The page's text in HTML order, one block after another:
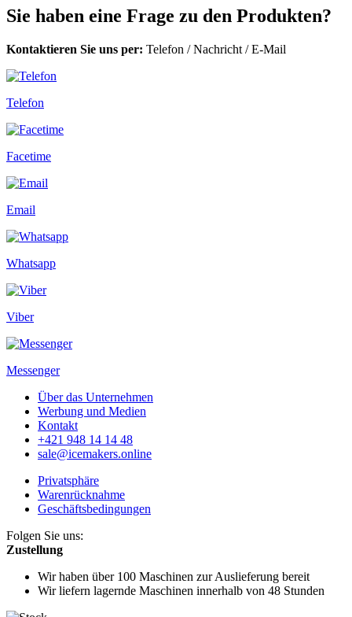
Sie haben eine Frage zu den Produkten?
Kontaktieren Sie uns per: Telefon /Nachricht /E-Mail
Telefon
Facetime
Email
Whatsapp
Viber
Messenger
Über das Unternehmen
Werbung und Medien
Kontakt
+421 948 14 14 48
sale@icemakers.online
Privatsphäre
Warenrücknahme
Geschäftsbedingungen
Folgen Sie uns:
Zustellung
Wir haben über 100 Maschinen zur Auslieferung bereit
Wir liefern lagernde Maschinen innerhalb von 48 Stunden